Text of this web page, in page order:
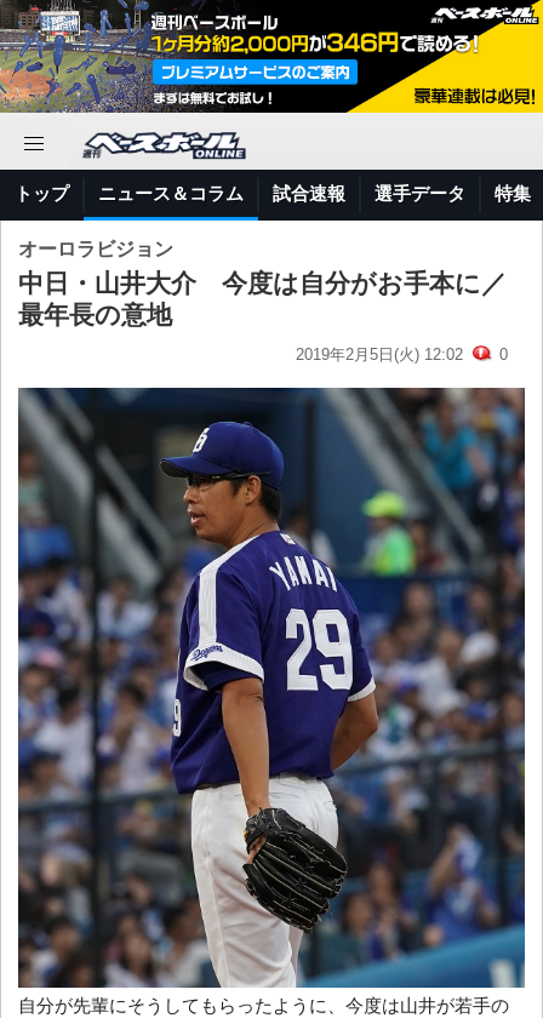
トップ ニュース＆コラム 試合速報 選手データ 特集
オーロラビジョン
中日・山井大介 今度は自分がお手本に／
最年長の意地
2019年2月5日(火) 12:02 0
自分が先輩にそうしてもらったように、今度は山井が若手の